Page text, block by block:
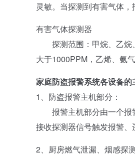
灵敏。当探测到有害气体，
有害气体探测器
探测范围：甲烷、乙烷
大于1000PPM，乙烯、
家庭防盗报警系统各设备的
1、防盗报警主机部分：
报警主机部分由一个报警
接收探测器信号触发报警、
2、厨房燃气泄漏、烟感探